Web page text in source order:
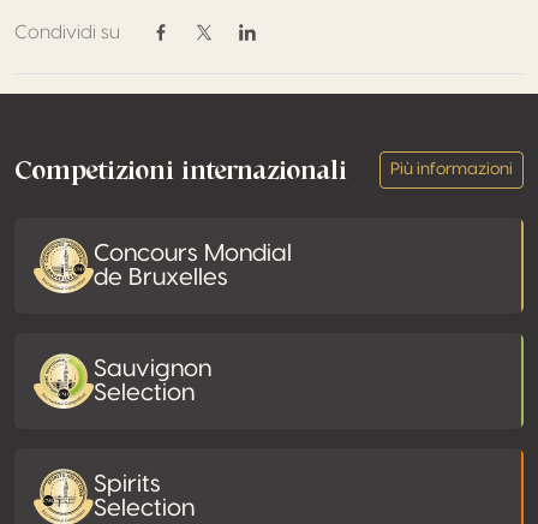
Condividi su
Condividi su Facebook
Condividi su Twitter / X
Condividi su Linkedin
Footer
Competizioni internazionali Più informazioni
Concours Mondial
de Bruxelles
Sauvignon
Selection
Spirits
Selection